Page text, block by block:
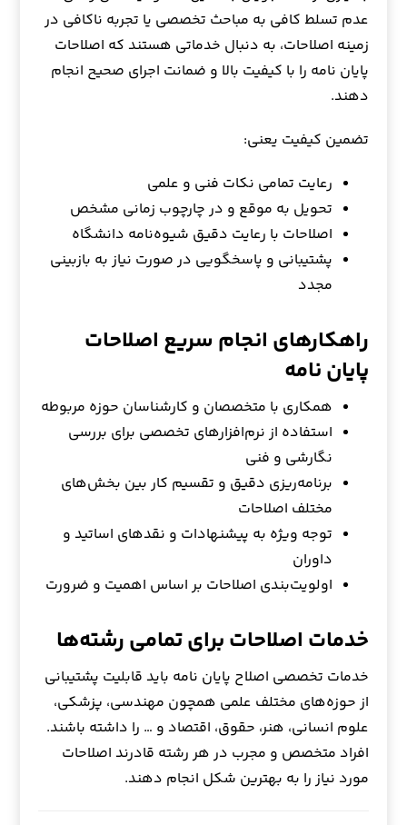
عدم تسلط کافی به مباحث تخصصی یا تجربه ناکافی در
زمینه اصلاحات، به دنبال خدماتی هستند که اصلاحات
پایان نامه را با کیفیت بالا و ضمانت اجرای صحیح انجام
دهند.
تضمین کیفیت یعنی:
رعایت تمامی نکات فنی و علمی
تحویل به موقع و در چارچوب زمانی مشخص
اصلاحات با رعایت دقیق شیوه‌نامه دانشگاه
پشتیبانی و پاسخگویی در صورت نیاز به بازبینی
مجدد
راهکارهای انجام سریع اصلاحات
پایان نامه
همکاری با متخصصان و کارشناسان حوزه مربوطه
استفاده از نرم‌افزارهای تخصصی برای بررسی
نگارشی و فنی
برنامه‌ریزی دقیق و تقسیم کار بین بخش‌های
مختلف اصلاحات
توجه ویژه به پیشنهادات و نقدهای اساتید و
داوران
اولویت‌بندی اصلاحات بر اساس اهمیت و ضرورت
خدمات اصلاحات برای تمامی رشته‌ها
خدمات تخصصی اصلاح پایان نامه باید قابلیت پشتیبانی
از حوزه‌های مختلف علمی همچون مهندسی، پزشکی،
علوم انسانی، هنر، حقوق، اقتصاد و … را داشته باشند.
افراد متخصص و مجرب در هر رشته قادرند اصلاحات
مورد نیاز را به بهترین شکل انجام دهند.